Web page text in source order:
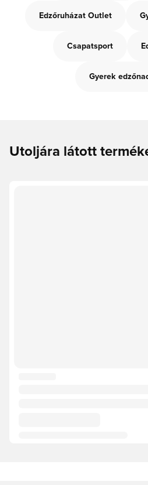
Edzőruházat Outlet
Csapatsport
Gyerek
Utoljára látott